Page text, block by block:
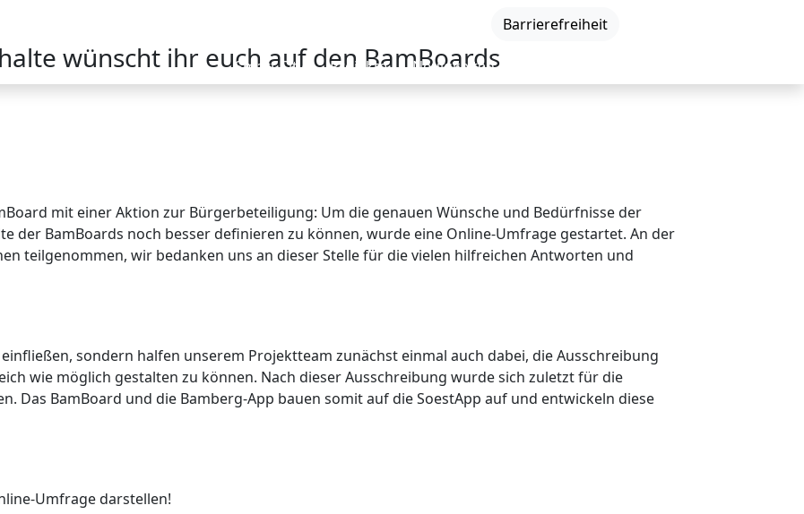
Barrierefreiheit
Smart City Projekte Neuigkeiten
wünscht ihr euch auf den BamBoards
mit einer Aktion zur Bürgerbeteiligung: Um die genauen Wünsche und Bedürfnisse der
der BamBoards noch besser definieren zu können, wurde eine Online-Umfrage gestartet. An der
teilgenommen, wir bedanken uns an dieser Stelle für die vielen hilfreichen Antworten und
sondern halfen unserem Projektteam zunächst einmal auch dabei, die Ausschreibung
wie möglich gestalten zu können. Nach dieser Ausschreibung wurde sich zuletzt für die
Das BamBoard und die Bamberg-App bauen somit auf die SoestApp auf und entwickeln diese
Umfrage darstellen!